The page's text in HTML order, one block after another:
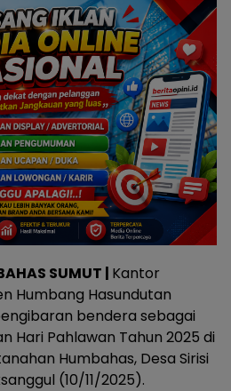
SUMUT | Kantor
Humbang Hasundutan
bendera sebagai
Hari Pahlawan Tahun 2025 di
Humbahas, Desa Sirisi
(10/11/2025).